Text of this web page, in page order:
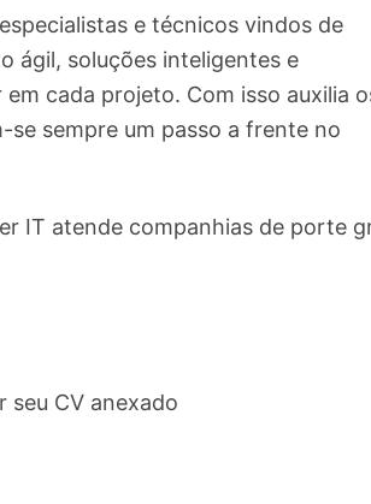
e técnicos vindos de
ágil, soluções inteligentes e
cada projeto. Com isso auxilia
se sempre um passo a frente no
IT atende companhias de porte
seu CV anexado